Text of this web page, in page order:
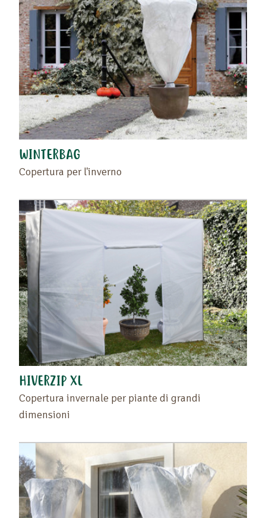
WINTERBAG
Copertura per l'inverno
HIVERZIP XL
Copertura invernale per piante di grandi
dimensioni
Trascinate il prodotto o il rivenditore nello spazio
vuoto situato a sinistra di questo testo .
Ritrovate i vostri preferiti sulla pagina "I vostri
prodotti preferiti" o cliccando di nuovo sul cuore.